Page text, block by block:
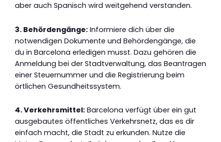
aber auch Spanisch wird weitgehend verstanden.
3. Behördengänge: Informiere dich über die
notwendigen Dokumente und Behördengänge, die
du in Barcelona erledigen musst. Dazu gehören die
Anmeldung bei der Stadtverwaltung, das Beantragen
einer Steuernummer und die Registrierung beim
örtlichen Gesundheitssystem.
4. Verkehrsmittel: Barcelona verfügt über ein gut
ausgebautes öffentliches Verkehrsnetz, das es dir
einfach macht, die Stadt zu erkunden. Nutze die